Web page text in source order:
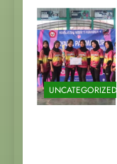
UNCATEGORIZED